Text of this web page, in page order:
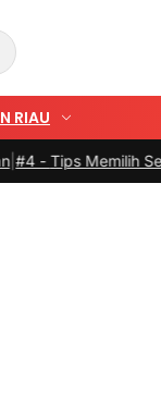
RIAU
Memilih Sepatu